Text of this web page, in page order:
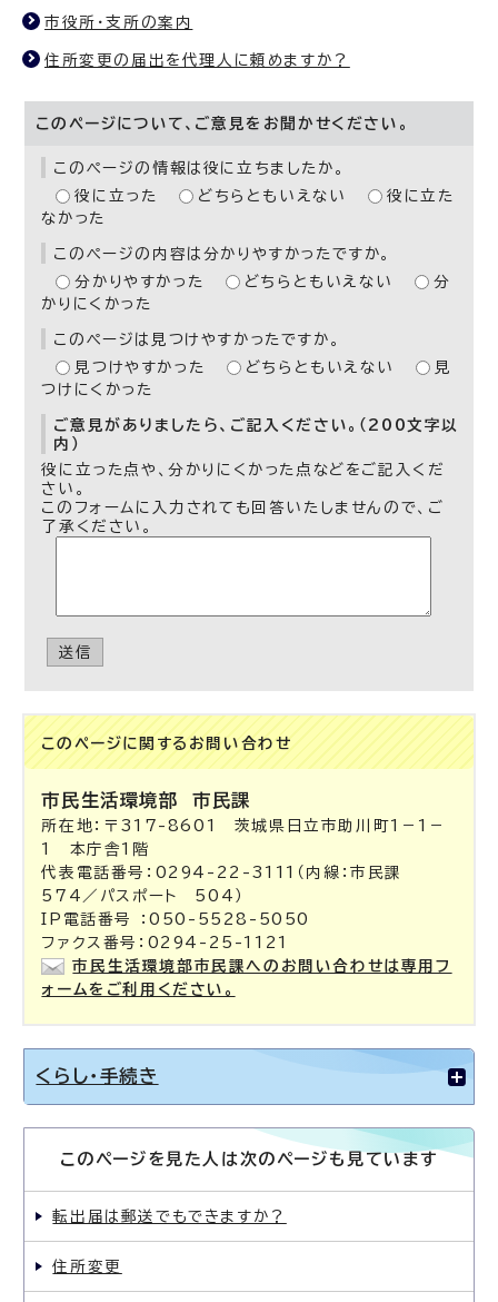
市役所・支所の案内
住所変更の届出を代理人に頼めますか？
このページについて、ご意見をお聞かせください。
このページの情報は役に立ちましたか。
役に立った
どちらともいえない
役に立た
なかった
このページの内容は分かりやすかったですか。
分かりやすかった
どちらともいえない
分
かりにくかった
このページは見つけやすかったですか。
見つけやすかった
どちらともいえない
見
つけにくかった
ご意見がありましたら、ご記入ください。（200文字以
内）
役に立った点や、分かりにくかった点などをご記入くだ
さい。
このフォームに入力されても回答いたしませんので、ご
了承ください。
送信
このページに関する お問い合わせ
市民生活環境部市民課
所在地：〒317-8601 茨城県日立市助川町1－1－
1 本庁舎1階
代表電話番号：0294-22-3111（内線：市民課
574／パスポート 504）
IP電話番号 ：050-5528-5050
ファクス番号：0294-25-1121
市民生活環境部市民課へのお問い合わせは専用フ
ォームをご利用ください。
くらし・手続き
このページを見た人は次のページも見ています
転出届は郵送でもできますか？
住所変更